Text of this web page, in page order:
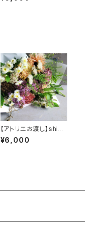
son【total gardenコ
【アトリエお渡し】shimi
zu garden 母の日 季
節のフラワーギフトブー
¥6,000